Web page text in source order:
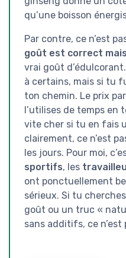
qu’une boisson
Par contre, ce n’est
goût est correct
vrai goût
à certains, mais si tu
ton chemin. Le prix
l’utilises de temps en
vite cher si tu en fais
clairement, ce n’est
les jours. Pour moi,
sportifs, les
ont ponctuellement
sérieux. Si tu
goût ou un truc «
sans additifs, ce n’est